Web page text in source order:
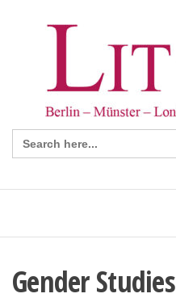
Search
for:
Gender Studies